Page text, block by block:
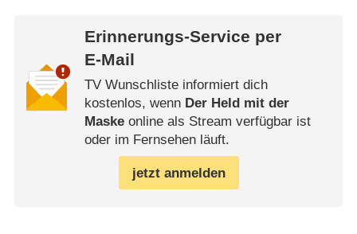
Erinnerungs-Service per
E-Mail
TV Wunschliste informiert dich
kostenlos, wenn Der Held mit der
Maskeonline als Stream verfügbar ist
oder im Fernsehen läuft.
jetzt anmelden